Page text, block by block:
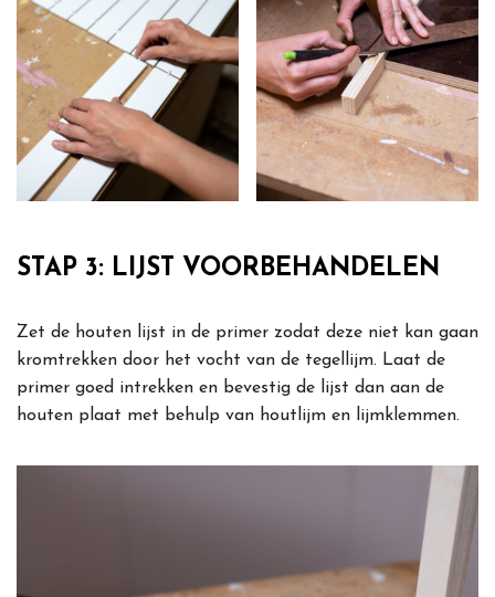
STAP 3: LIJST VOORBEHANDELEN
Zet de houten lijst in de primer zodat deze niet kan gaan
kromtrekken door het vocht van de tegellijm. Laat de
primer goed intrekken en bevestig de lijst dan aan de
houten plaat met behulp van houtlijm en lijmklemmen.